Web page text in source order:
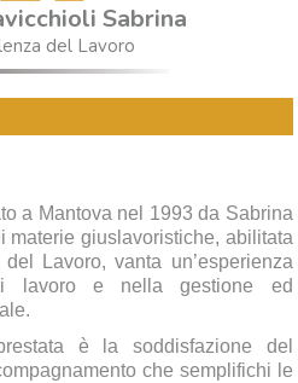
Sabrina
del Lavoro
a Mantova nel 1993 da Sabrina
materie giuslavoristiche, abilitata
Lavoro, vanta un’esperienza
lavoro e nella gestione ed
è la soddisfazione del
che semplifichi le